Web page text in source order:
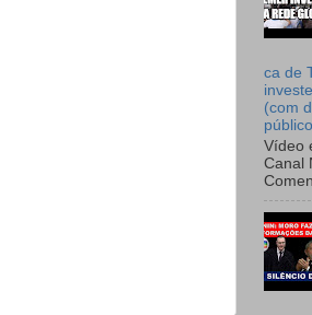
ca de
(com
Vídeo
Canal